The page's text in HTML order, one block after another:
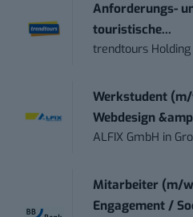
Anforderungs-
touristische...
trendtours Holding
Werkstudent
Webdesign
ALFIX GmbH in
Mitarbeiter (m/
Engagement /